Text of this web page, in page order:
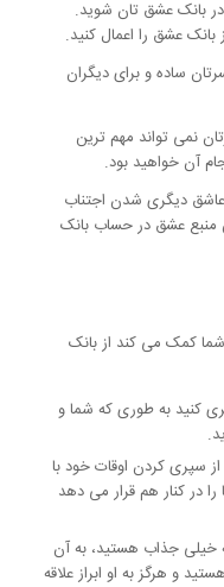
در بانک عشق تان شوید.
عشق را اعمال کنید.
ساده و برای دیگران
نمی تواند مهم ترین
آن خواهید بود.
دیگری شدن اجتناب
منبع عشق در حساب بانک
کمک می کند از بانک
کنید به طوری که شما و
سپری کردن اوقات خود با
در کنار هم قرار می دهد
جذاب هستید، به آن
و هرگز به او ابراز علاقه